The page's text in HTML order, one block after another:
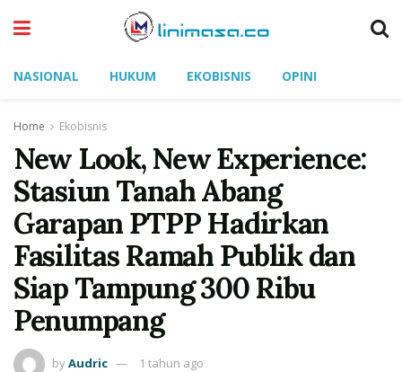
NASIONAL HUKUM EKOBISNIS OPINI
Home Ekobisnis
New Look, New Experience:
Stasiun Tanah Abang
Garapan PTPP Hadirkan
Fasilitas Ramah Publik dan
Siap Tampung 300 Ribu
Penumpang
byAudric 1 tahun ago